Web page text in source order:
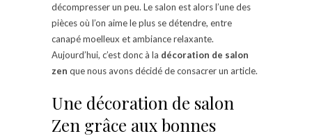
décompresser un peu. Le salon est alors l’une des
pièces où l’on aime le plus se détendre, entre
canapé moelleux et ambiance relaxante.
Aujourd’hui, c’est donc à la décoration de salon
zen que nous avons décidé de consacrer un article.
Une décoration de salon
Zen grâce aux bonnes